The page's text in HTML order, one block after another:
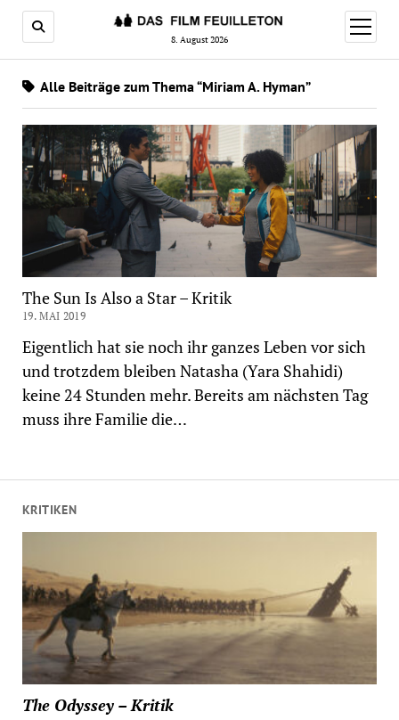
8. August 2026
Menü
öffnen
KRITIKEN
The Odyssey – Kritik
Alle Beiträge zum Thema “Miriam A. Hyman”
The Sun Is Also a Star – Kritik
19. MAI 2019
Eigentlich hat sie noch ihr ganzes Leben vor sich
und trotzdem bleiben Natasha (Yara Shahidi)
keine 24 Stunden mehr. Bereits am nächsten Tag
muss ihre Familie die…